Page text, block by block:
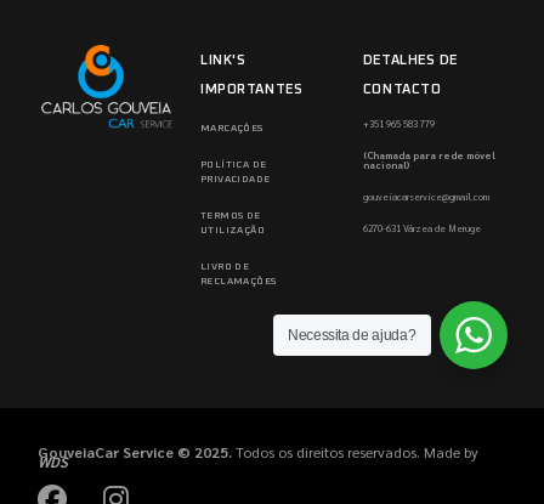
LINK'S
IMPORTANTES
MARCAÇÕES
POLÍTICA DE
PRIVACIDADE
TERMOS DE
UTILIZAÇÃO
LIVRO DE
RECLAMAÇÕES
DETALHES DE
CONTACTO
+351 965 583 779
(Chamada para rede móvel
nacional)
gouveiacarservice@gmail.com
6270-631 Várzea de Meruge
GouveiaCar Service © 2025.Todos os direitos reservados. Made by
WDS
Necessita de ajuda?